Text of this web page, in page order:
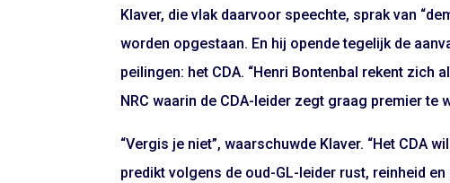
Klaver, die vlak daarvoor speechte, sprak van
worden opgestaan. En hij opende tegelijk de
peilingen: het CDA. “Henri Bontenbal rekent zich
NRC waarin de CDA-leider zegt graag premier te
“Vergis je niet”, waarschuwde Klaver. “Het CDA
predikt volgens de oud-GL-leider rust, reinheid